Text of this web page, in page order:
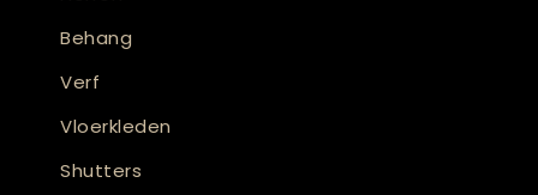
Behang
Verf
Vloerkleden
Shutters